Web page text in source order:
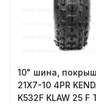
10" шина,
21X7-10 4PR
K532F KLAW 25 F